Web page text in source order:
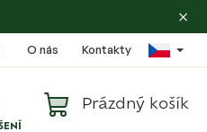
×
O nás Kontakty
Nákupní
Prázdný košík